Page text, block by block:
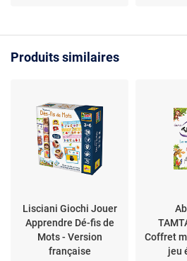
Produits similaires
Lisciani Giochi Jouer
Apprendre Dé-fis de
Mots - Version
française
Coffret
jeu